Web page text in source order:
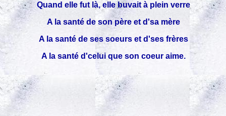
Quand elle fut là, elle buvait à plein verre
A la santé de son père et d'sa mère
A la santé de ses soeurs et d'ses frères
A la santé d'celui que son coeur aime.